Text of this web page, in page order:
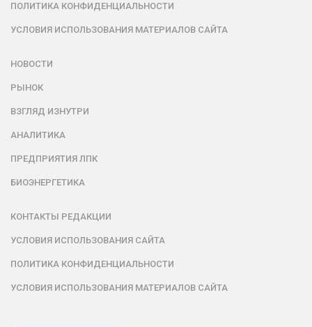
ПОЛИТИКА КОНФИДЕНЦИАЛЬНОСТИ
УСЛОВИЯ ИСПОЛЬЗОВАНИЯ МАТЕРИАЛОВ САЙТА
НОВОСТИ
РЫНОК
ВЗГЛЯД ИЗНУТРИ
АНАЛИТИКА
ПРЕДПРИЯТИЯ ЛПК
БИОЭНЕРГЕТИКА
КОНТАКТЫ РЕДАКЦИИ
УСЛОВИЯ ИСПОЛЬЗОВАНИЯ САЙТА
ПОЛИТИКА КОНФИДЕНЦИАЛЬНОСТИ
УСЛОВИЯ ИСПОЛЬЗОВАНИЯ МАТЕРИАЛОВ САЙТА